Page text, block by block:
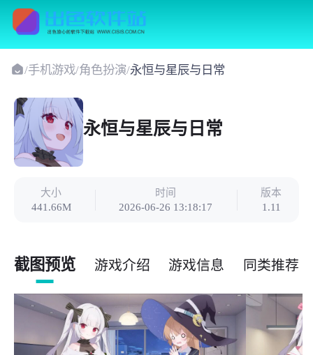
/手机游戏/角色扮演/永恒与星辰与日常
永恒与星辰与日常
大小
441.66M
时间
2026-06-26 13:18:17
版本
1.11
截图预览 游戏介绍 游戏信息 同类推荐